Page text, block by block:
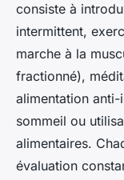
consiste à
intermittent,
marche à la
fractionné),
alimentation
sommeil ou
alimentaires.
évaluation